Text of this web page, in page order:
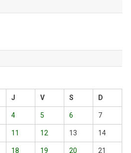
J V S D
4 5 6 7
11 12 13 14
18 19 20 21